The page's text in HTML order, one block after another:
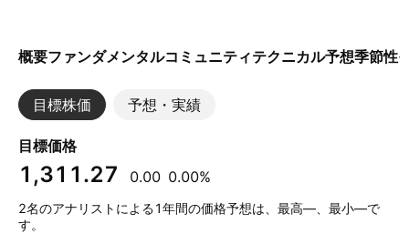
概要ファンダメンタルコミュニティテクニカル予想季節性
目標株価 予想・実績
目標価格
1,311.27 0.00 0.00%
2名のアナリストによる1年間の価格予想は、最高—、最小—で
す。